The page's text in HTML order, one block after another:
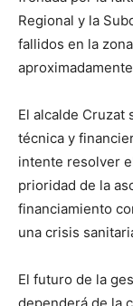
Regional y la
fallidos en la
El alcalde Cruzat
técnica y
intente resolver
prioridad de la
financiamiento
una crisis
El futuro de la